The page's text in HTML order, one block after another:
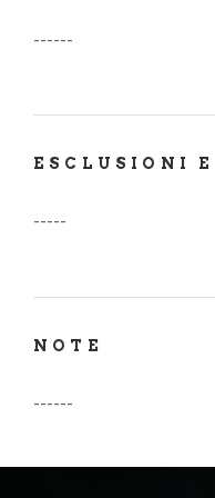
------
ESCLUSIONI
-----
NOTE
------